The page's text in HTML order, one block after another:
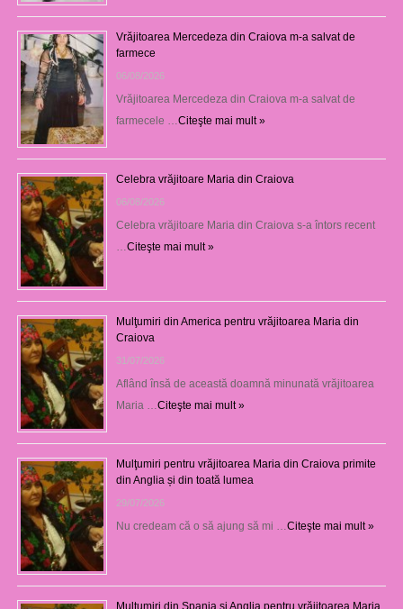
Vrăjitoarea Mercedeza din Craiova m-a salvat de
farmece
06/08/2026
Vrăjitoarea Mercedeza din Craiova m-a salvat de
farmecele … Citeşte mai mult »
Celebra vrăjitoare Maria din Craiova
06/08/2026
Celebra vrăjitoare Maria din Craiova s-a întors recent
Citeşte mai mult »
Mulţumiri din America pentru vrăjitoarea Maria din
Craiova
31/07/2026
Aflând însă de această doamnă minunată vrăjitoarea
Maria … Citeşte mai mult »
Mulţumiri pentru vrăjitoarea Maria din Craiova primite
din Anglia și din toată lumea
29/07/2026
Nu credeam că o să ajung să mi … Citeşte mai mult »
Mulţumiri din Spania şi Anglia pentru vrăjitoarea Maria